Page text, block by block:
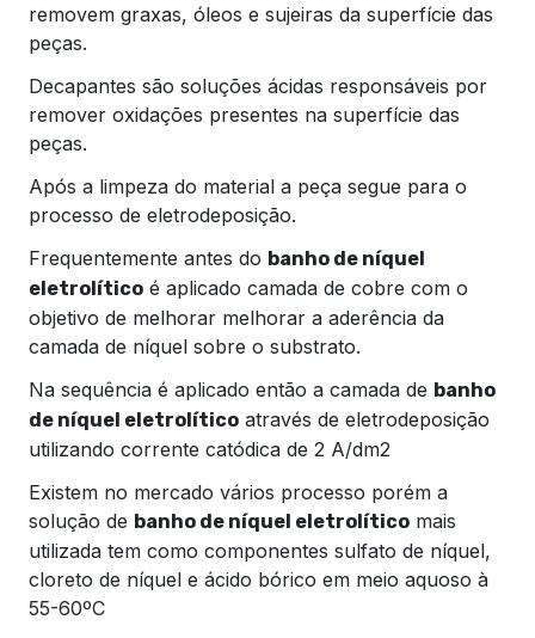
removem graxas, óleos e sujeiras da superfície das
peças.
Decapantes são soluções ácidas responsáveis por
remover oxidações presentes na superfície das
peças.
Após a limpeza do material a peça segue para o
processo de eletrodeposição.
Frequentemente antes do banho de níquel
eletrolítico é aplicado camada de cobre com o
objetivo de melhorar melhorar a aderência da
camada de níquel sobre o substrato.
Na sequência é aplicado então a camada de banho
de níquel eletrolítico através de eletrodeposição
utilizando corrente catódica de 2 A/dm2
Existem no mercado vários processo porém a
solução de banho de níquel eletrolítico mais
utilizada tem como componentes sulfato de níquel,
cloreto de níquel e ácido bórico em meio aquoso à
55-60ºC